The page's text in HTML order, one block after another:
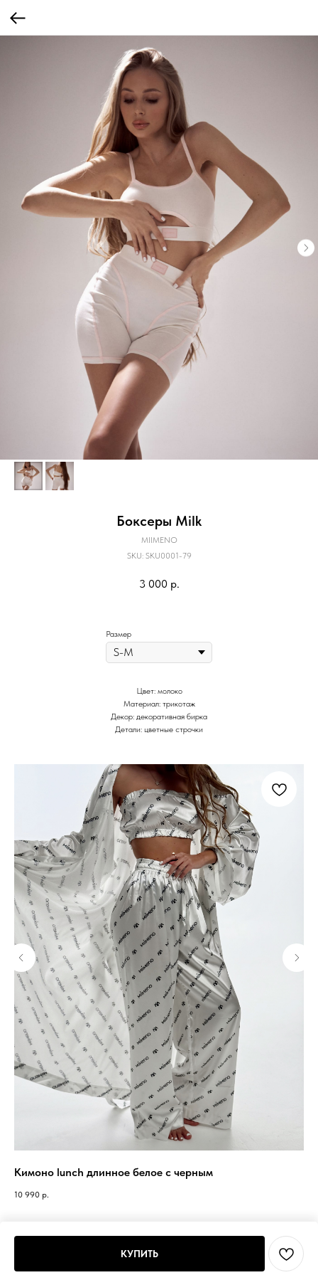
Боксеры Milk
MIIMENO
SKU: SKU0001-79
3 000 р.
Размер
КУПИТЬ
Цвет: молоко
Материал: трикотаж
Декор: декоративная бирка
Детали: цветные строчки
Кимоно lunch длинное белое с черным
10 990 р.